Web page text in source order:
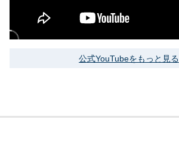
公式YouTubeをもっと見る